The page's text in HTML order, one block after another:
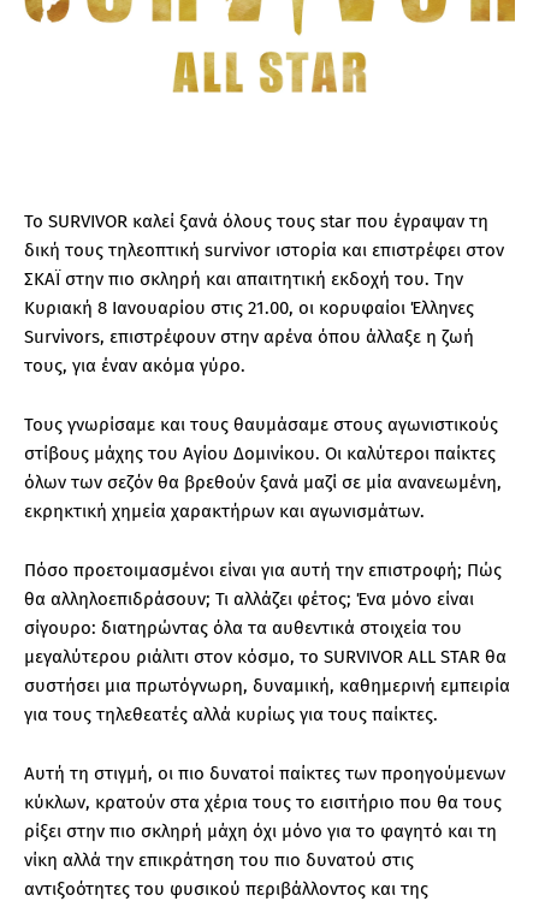
Το SURVIVOR καλεί ξανά όλους τους star που έγραψαν τη
δική τους τηλεοπτική survivor ιστορία και επιστρέφει στον
ΣΚΑΪ στην πιο σκληρή και απαιτητική εκδοχή του. Την
Κυριακή 8 Ιανουαρίου στις 21.00, οι κορυφαίοι Έλληνες
Survivors, επιστρέφουν στην αρένα όπου άλλαξε η ζωή
τους, για έναν ακόμα γύρο.
Τους γνωρίσαμε και τους θαυμάσαμε στους αγωνιστικούς
στίβους μάχης του Αγίου Δομινίκου. Οι καλύτεροι παίκτες
όλων των σεζόν θα βρεθούν ξανά μαζί σε μία ανανεωμένη,
εκρηκτική χημεία χαρακτήρων και αγωνισμάτων.
Πόσο προετοιμασμένοι είναι για αυτή την επιστροφή; Πώς
θα αλληλοεπιδράσουν; Τι αλλάζει φέτος; Ένα μόνο είναι
σίγουρο: διατηρώντας όλα τα αυθεντικά στοιχεία του
μεγαλύτερου ριάλιτι στον κόσμο, το SURVIVOR ALL STAR θα
συστήσει μια πρωτόγνωρη, δυναμική, καθημερινή εμπειρία
για τους τηλεθεατές αλλά κυρίως για τους παίκτες.
Αυτή τη στιγμή, οι πιο δυνατοί παίκτες των προηγούμενων
κύκλων, κρατούν στα χέρια τους το εισιτήριο που θα τους
ρίξει στην πιο σκληρή μάχη όχι μόνο για το φαγητό και τη
νίκη αλλά την επικράτηση του πιο δυνατού στις
αντιξοότητες του φυσικού περιβάλλοντος και της